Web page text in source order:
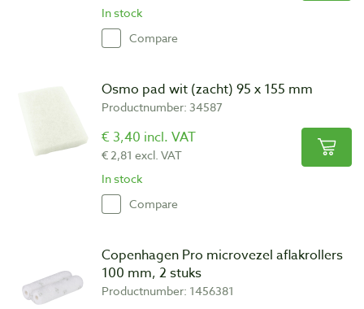
In stock
Compare
Osmo pad wit (zacht) 95 x 155 mm
Productnumber: 34587
€ 3,40 incl. VAT
€ 2,81 excl. VAT
In stock
Compare
Copenhagen Pro microvezel aflakrollers
100 mm, 2 stuks
Productnumber: 1456381